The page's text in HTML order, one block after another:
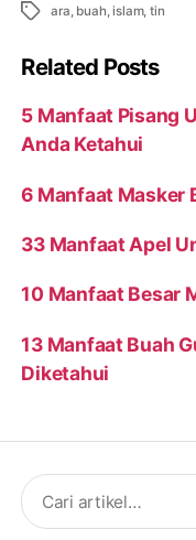
Tags ara buah ,islam, tin
Related Posts
5 Manfaat Pisang
Anda Ketahui
6 Manfaat Masker
33 Manfaat Apel
10 Manfaat Besar
13 Manfaat Buah
Diketahui
Search
for: